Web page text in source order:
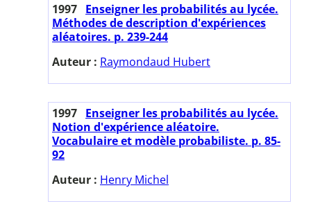
1997 Enseigner les probabilités au lycée.
Méthodes de description d'expériences
aléatoires. p. 239-244
Auteur : Raymondaud Hubert
1997 Enseigner les probabilités au lycée.
Notion d'expérience aléatoire.
Vocabulaire et modèle probabiliste. p. 85-
92
Auteur : Henry Michel